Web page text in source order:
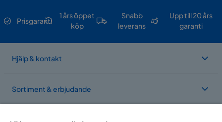
Prisgaranti
1 års öppet
köp
Snabb
leverans
Upp till 20 års
garanti
Hjälp & kontakt
Sortiment & erbjudande
Om Trademax